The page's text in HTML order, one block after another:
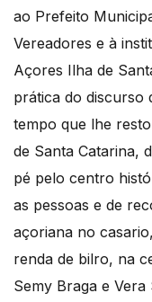
ao Prefeito
Vereadores e à
Açores Ilha de
prática do discurso
tempo que lhe
de Santa Catarina,
pé pelo centro
as pessoas e de
açoriana no
renda de bilro, na
Semy Braga e